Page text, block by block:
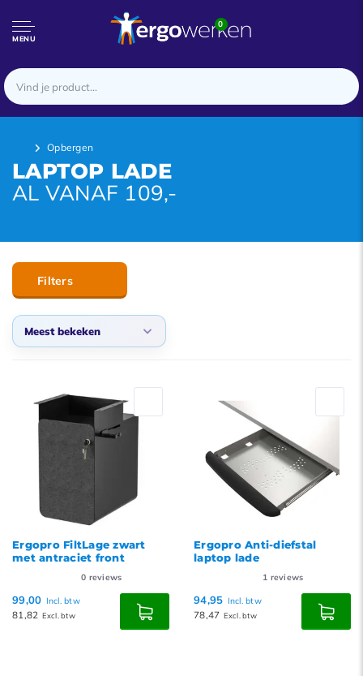
MENU
0
Opbergen
LAPTOP LADE
AL VANAF 109,-
Filters
Meest bekeken
Meest bekeken
Nieuwste producten
Laagste prijs
Ergopro FiltLage zwart
met antraciet front
0 reviews
99,00 Incl. btw
81,82 Excl. btw
Ergopro Anti-diefstal
laptop lade
1 reviews
94,95 Incl. btw
78,47 Excl. btw